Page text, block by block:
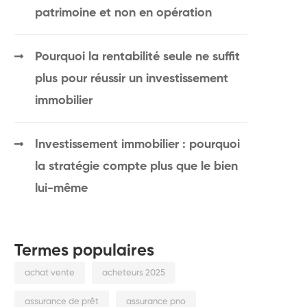
patrimoine et non en opération
Pourquoi la rentabilité seule ne suffit
plus pour réussir un investissement
immobilier
Investissement immobilier : pourquoi
la stratégie compte plus que le bien
lui-même
Termes populaires
achat vente acheteurs 2025
assurance de prêt assurance pno